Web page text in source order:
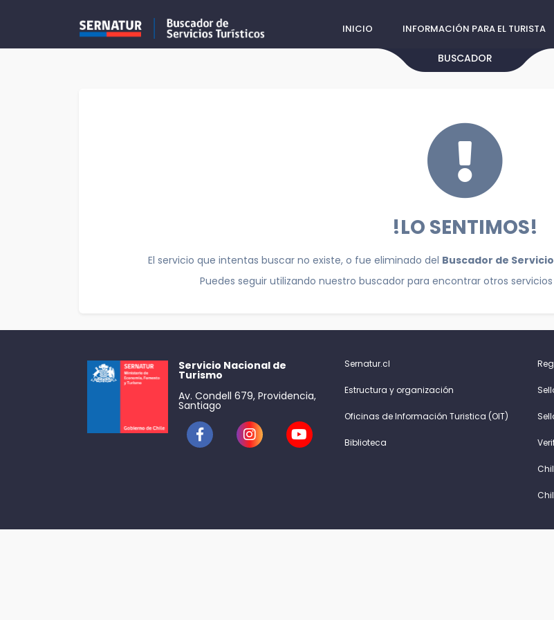
INICIO INFORMACIÓN PARA EL TURISTA
BUSCADOR
!LO SENTIMOS!
El servicio que intentas buscar no existe, o fue eliminado del Buscador de
Puedes seguir utilizando nuestro buscador para encontrar otros
Servicio Nacional de
Turismo
Av. Condell 679, Providencia,
Santiago
Sernatur.cl
Estructura y organización
Oficinas de Información Turistica (OIT)
Biblioteca